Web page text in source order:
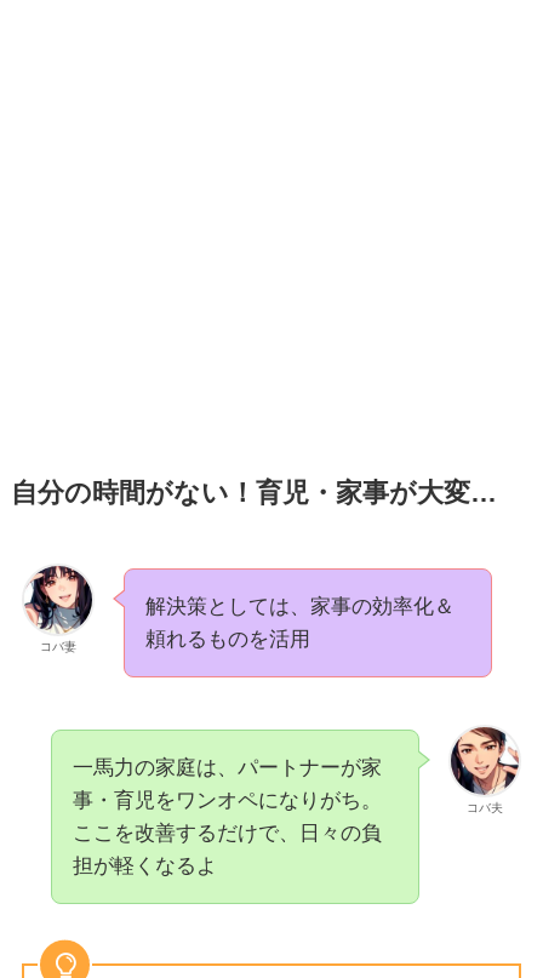
自分の時間がない！育児・家事が大変…
コバ妻
解決策としては、家事の効率化＆
頼れるものを活用
コバ夫
一馬力の家庭は、パートナーが家
事・育児をワンオペになりがち。
ここを改善するだけで、日々の負
担が軽くなるよ